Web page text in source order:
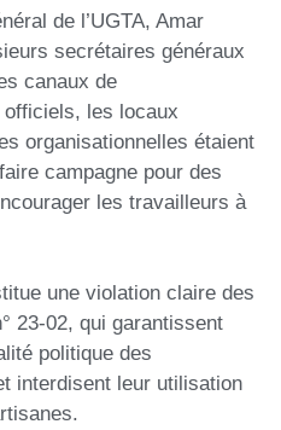
de l’UGTA, Amar
secrétaires généraux
canaux de
les locaux
organisationnelles étaient
campagne pour des
les travailleurs à
une violation claire des
23-02, qui garantissent
politique des
interdisent leur utilisation